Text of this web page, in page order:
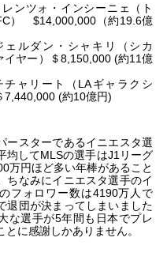
ンツォ・インシーニェ（ト
）　$14,000,000（約19.6億
ェルダン・シャキリ（シカ
イヤー）＄8,150,000 (約11億
チャリート（LAギャラクシ
7,440,000 (約10億円)
ースターであるイニエスタ選
均してMLSの選手はJ1リーグ
万円ほど多い年棒があること
ちなみにイニエスタ選手のイ
フォロワー数は4190万人で
退団が決まってしまいました
な選手が5年間も日本でプレ
とに感謝しかありません。